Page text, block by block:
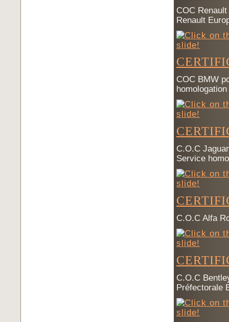
COC
Renault
COC BMW
C.O.C
Service
C.O.C Alfa
C.O.C
Préfectorale